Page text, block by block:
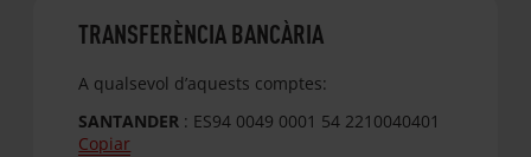
TRANSFERÈNCIA BANCÀRIA
A qualsevol d’aquests comptes:
SANTANDER : ES94 0049 0001 54 2210040401
Copiar